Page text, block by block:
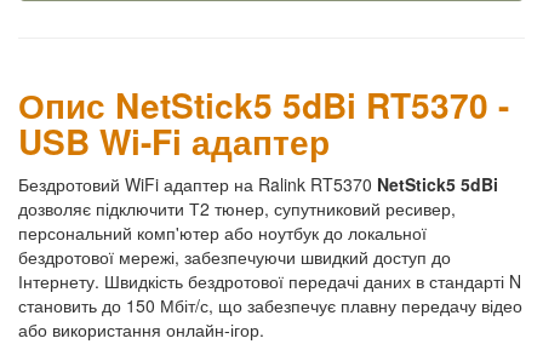
Опис NetStick5 5dBi RT5370 -
USB Wi-Fi адаптер
Бездротовий WiFi адаптер на Ralink RT5370 NetStick5 5dBi
дозволяє підключити Т2 тюнер, супутниковий ресивер,
персональний комп'ютер або ноутбук до локальної
бездротової мережі, забезпечуючи швидкий доступ до
Інтернету. Швидкість бездротової передачі даних в стандарті N
становить до 150 Мбіт/с, що забезпечує плавну передачу відео
або використання онлайн-ігор.